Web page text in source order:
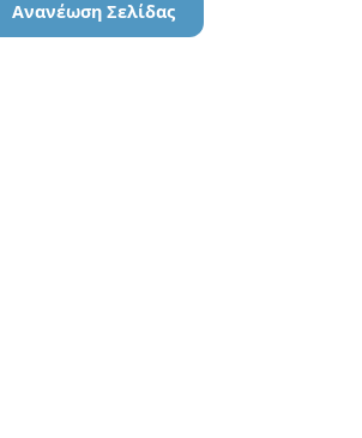
Ανανέωση Σελίδας